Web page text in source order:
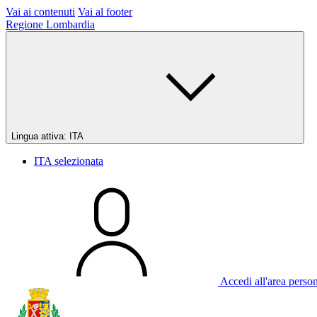
Vai ai contenuti Vai al footer
Regione Lombardia
Lingua attiva: ITA
ITA selezionata
Accedi all'area